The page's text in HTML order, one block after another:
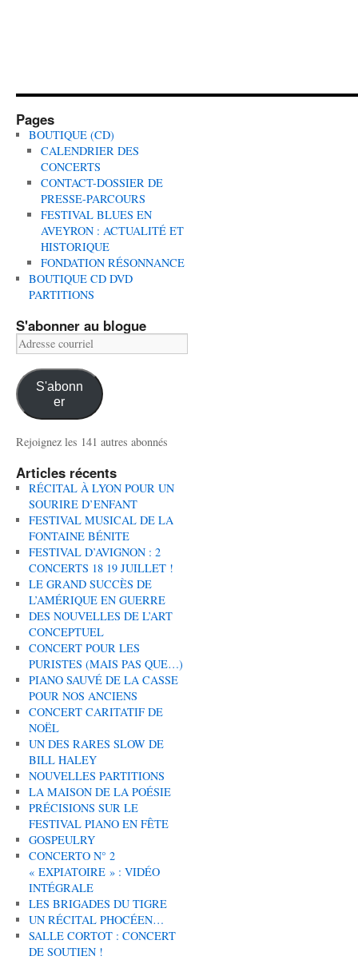
Pages
BOUTIQUE (CD)
CALENDRIER DES
CONCERTS
CONTACT-DOSSIER DE
PRESSE-PARCOURS
FESTIVAL BLUES EN
AVEYRON : ACTUALITÉ ET
HISTORIQUE
FONDATION RÉSONNANCE
BOUTIQUE CD DVD
PARTITIONS
S'abonner au blogue
Adresse
courriel
S'abonn
er
Rejoignez les 141 autres abonnés
Articles récents
RÉCITAL À LYON POUR UN
SOURIRE D’ENFANT
FESTIVAL MUSICAL DE LA
FONTAINE BÉNITE
FESTIVAL D’AVIGNON : 2
CONCERTS 18 19 JUILLET !
LE GRAND SUCCÈS DE
L’AMÉRIQUE EN GUERRE
DES NOUVELLES DE L’ART
CONCEPTUEL
CONCERT POUR LES
PURISTES (MAIS PAS QUE…)
PIANO SAUVÉ DE LA CASSE
POUR NOS ANCIENS
CONCERT CARITATIF DE
NOËL
UN DES RARES SLOW DE
BILL HALEY
NOUVELLES PARTITIONS
LA MAISON DE LA POÉSIE
PRÉCISIONS SUR LE
FESTIVAL PIANO EN FÊTE
GOSPEULRY
CONCERTO N° 2
« EXPIATOIRE » : VIDÉO
INTÉGRALE
LES BRIGADES DU TIGRE
UN RÉCITAL PHOCÉEN…
SALLE CORTOT : CONCERT
DE SOUTIEN !